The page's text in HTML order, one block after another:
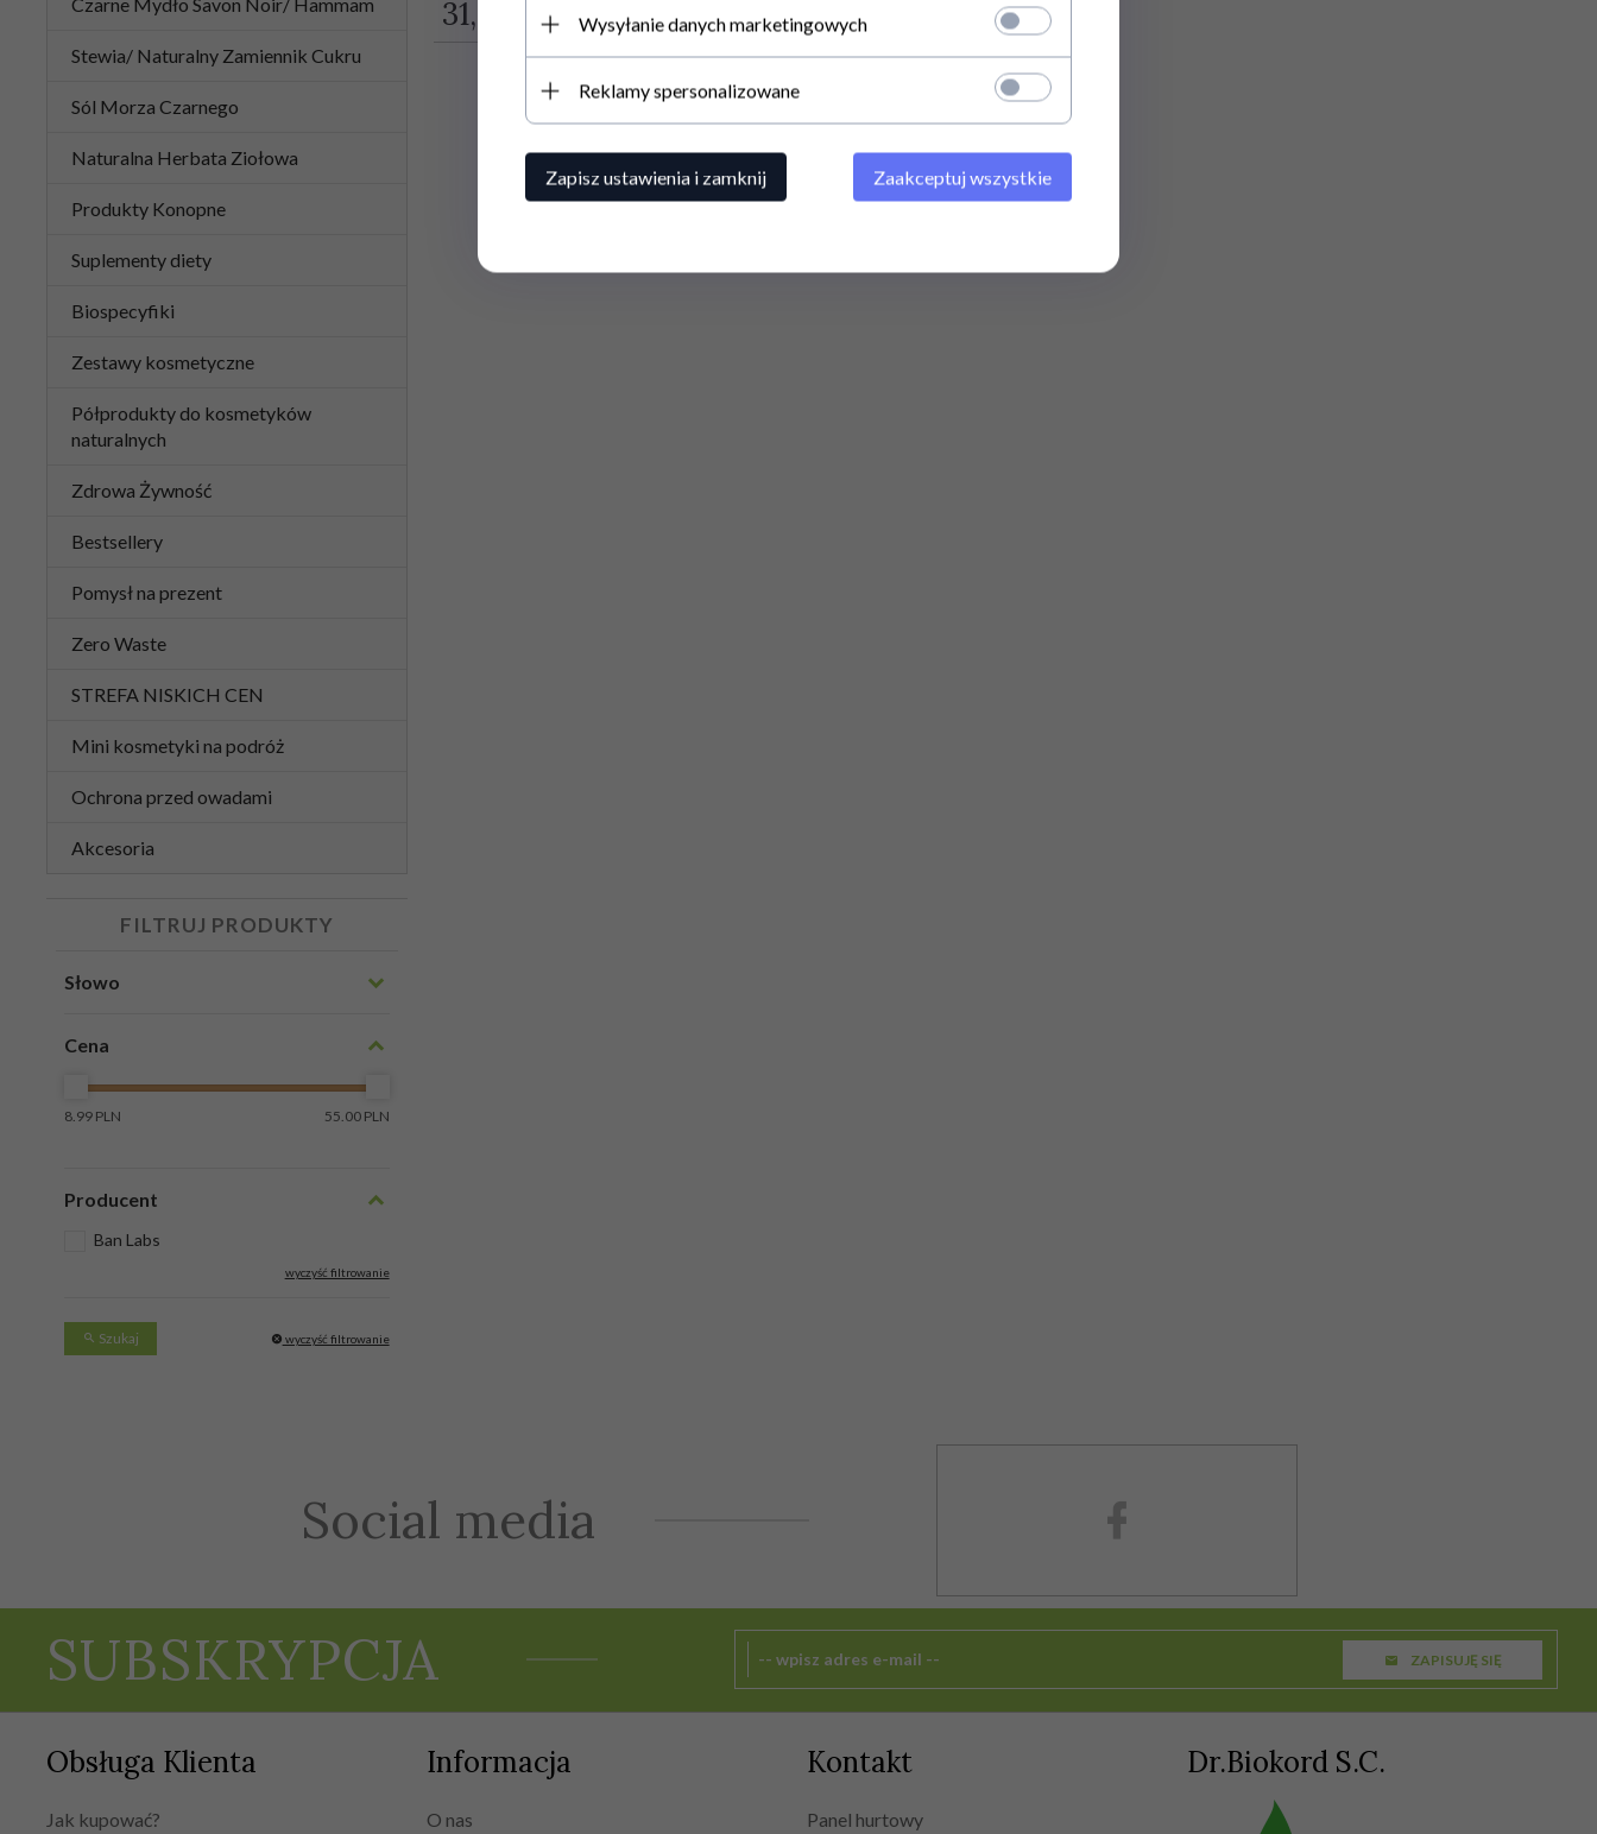
Stewia/ Naturalny Zamiennik Cukru
Sól Morza Czarnego
Naturalna Herbata Ziołowa
Produkty Konopne
Suplementy diety
Biospecyfiki
Zestawy kosmetyczne
Półprodukty do kosmetyków
naturalnych
Zdrowa Żywność
Bestsellery
Pomysł na prezent
Zero Waste
STREFA NISKICH CEN
Mini kosmetyki na podróż
Ochrona przed owadami
Akcesoria
FILTRUJ PRODUKTY
Słowo
Cena
8.99 PLN 55.00 PLN
Producent
Ban Labs
wyczyść filtrowanie
Szukaj wyczyść filtrowanie
31, PLN
Social media
SUBSKRYPCJA ZAPISUJĘ SIĘ
Obsługa Klienta
Jak kupować?
Informacja
O nas
Kontakt
Panel hurtowy
Dr.Biokord S.C.
Wysyłanie danych marketingowych
Reklamy spersonalizowane
Zapisz ustawienia i zamknij Zaakceptuj wszystkie